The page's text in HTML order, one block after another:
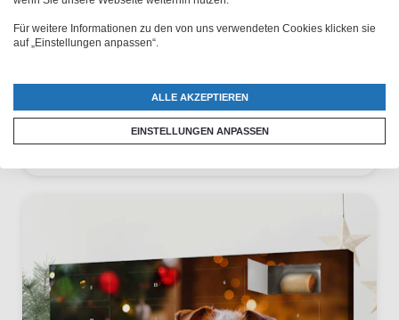
Tee-Adventskalender
Für weitere Informationen zu den von uns verwendeten Cookies klicken sie
auf „Einstellungen anpassen“.
ALLE AKZEPTIEREN
EINSTELLUNGEN ANPASSEN